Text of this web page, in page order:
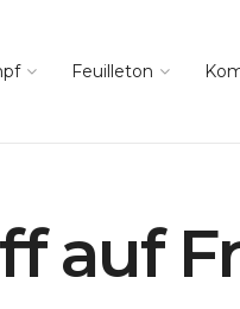
Feuilleton
auf